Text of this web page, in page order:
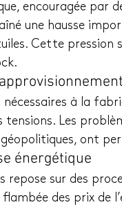
encouragée par
une hausse
Cette pression
à la
tensions. Les
ont
énergétique
repose sur des
flambée des prix de